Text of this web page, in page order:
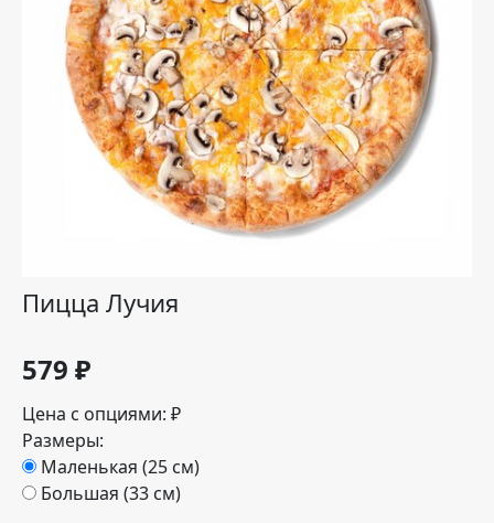
Пицца Лучия
579 ₽
Цена с опциями: ₽
Размеры:
Маленькая (25 см)
Большая (33 см)